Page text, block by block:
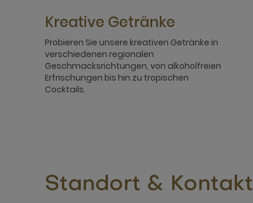
Kreative Getränke
Probieren Sie unsere kreativen Getränke in
verschiedenen regionalen
Geschmacksrichtungen, von alkoholfreien
Erfrischungen bis hin zu tropischen
Cocktails.
Standort & Kontakt